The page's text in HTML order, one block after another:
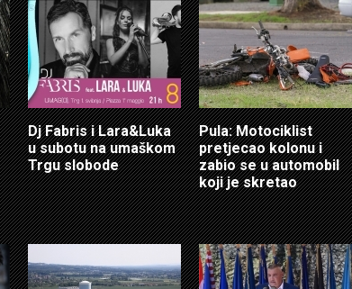
Dj Fabris i Lara&Luka
u subotu na umaškom
Trgu slobode
Pula: Motociklist
pretjecao kolonu i
zabio se u automobil
koji je skretao